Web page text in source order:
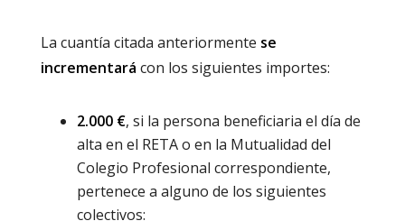
La cuantía citada anteriormente se
incrementará con los siguientes importes:
2.000 €, si la persona beneficiaria el día de
alta en el RETA o en la Mutualidad del
Colegio Profesional correspondiente,
pertenece a alguno de los siguientes
colectivos: